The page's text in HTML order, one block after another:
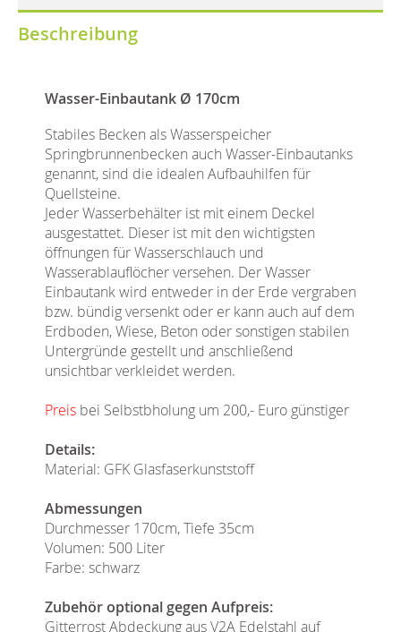
Beschreibung
Wasser-Einbautank Ø 170cm
Stabiles Becken als Wasserspeicher
Springbrunnenbecken auch Wasser-Einbautanks
genannt, sind die idealen Aufbauhilfen für
Quellsteine.
Jeder Wasserbehälter ist mit einem Deckel
ausgestattet. Dieser ist mit den wichtigsten
öffnungen für Wasserschlauch und
Wasserablauflöcher versehen. Der Wasser
Einbautank wird entweder in der Erde vergraben
bzw. bündig versenkt oder er kann auch auf dem
Erdboden, Wiese, Beton oder sonstigen stabilen
Untergründe gestellt und anschließend
unsichtbar verkleidet werden.
Preis bei Selbstbholung um 200,- Euro günstiger
Details:
Material: GFK Glasfaserkunststoff
Abmessungen
Durchmesser 170cm, Tiefe 35cm
Volumen: 500 Liter
Farbe: schwarz
Zubehör optional gegen Aufpreis:
Gitterrost Abdeckung aus V2A Edelstahl auf